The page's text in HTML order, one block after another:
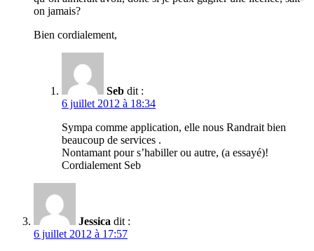
on jamais?
Bien cordialement,
Seb dit :
6 juillet 2012 à 18:34
Sympa comme application, elle nous Randrait bien
beaucoup de services .
Nontamant pour s’habiller ou autre, (a essayé)!
Cordialement Seb
Jessica dit :
6 juillet 2012 à 17:57